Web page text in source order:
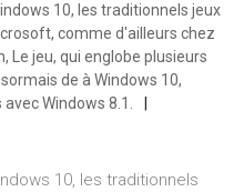
10, les traditionnels jeux
comme d'ailleurs chez
Le jeu, qui englobe plusieurs
de à Windows 10,
Windows 8.1.
10, les traditionnels